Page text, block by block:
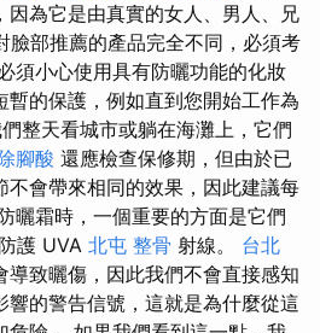
因為它是由真實的女人、男人、兄
臉部推薦的產品完全不同，必須考
須小心使用具有防曬功能的化妝
暫的保護，例如直到您開始工作為
整天看城市或躺在海灘上，它們
腳酸 還應檢查保修期，但由於已
不會帶來相同的效果，因此建議每
曬霜時，一個重要的方面是它們
護 UVA 北屯 整骨 射線。 台北
導致曬傷，因此我們不會直接感知
響的警告信號，這就是為什麼從這